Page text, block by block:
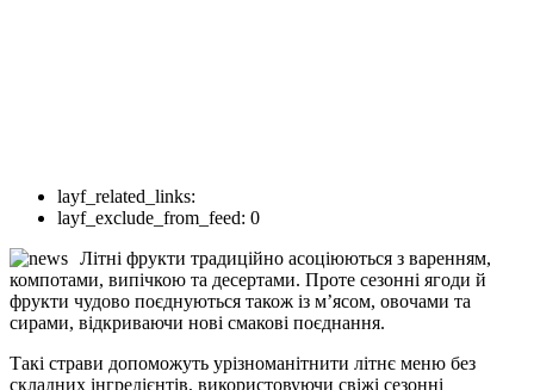
layf_related_links:
layf_exclude_from_feed: 0
Літні фрукти традиційно асоціюються з варенням,
компотами, випічкою та десертами. Проте сезонні ягоди й
фрукти чудово поєднуються також із м’ясом, овочами та
сирами, відкриваючи нові смакові поєднання.
Такі страви допоможуть урізноманітнити літнє меню без
складних інгредієнтів, використовуючи свіжі сезонні